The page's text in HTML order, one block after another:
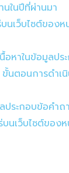
ในปีที่ผ่านมา
เว็บไซต์ของห
อหาในข้อมูลป
อนการดำเนิ
ประกอบข้อคำถ
นเว็บไซต์ของ